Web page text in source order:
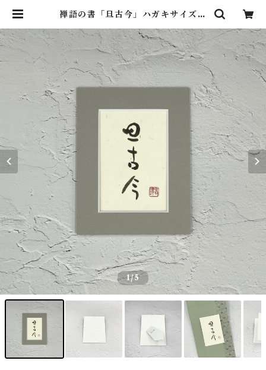
禅語の書「旦古今」ハガキサイズ
1/5